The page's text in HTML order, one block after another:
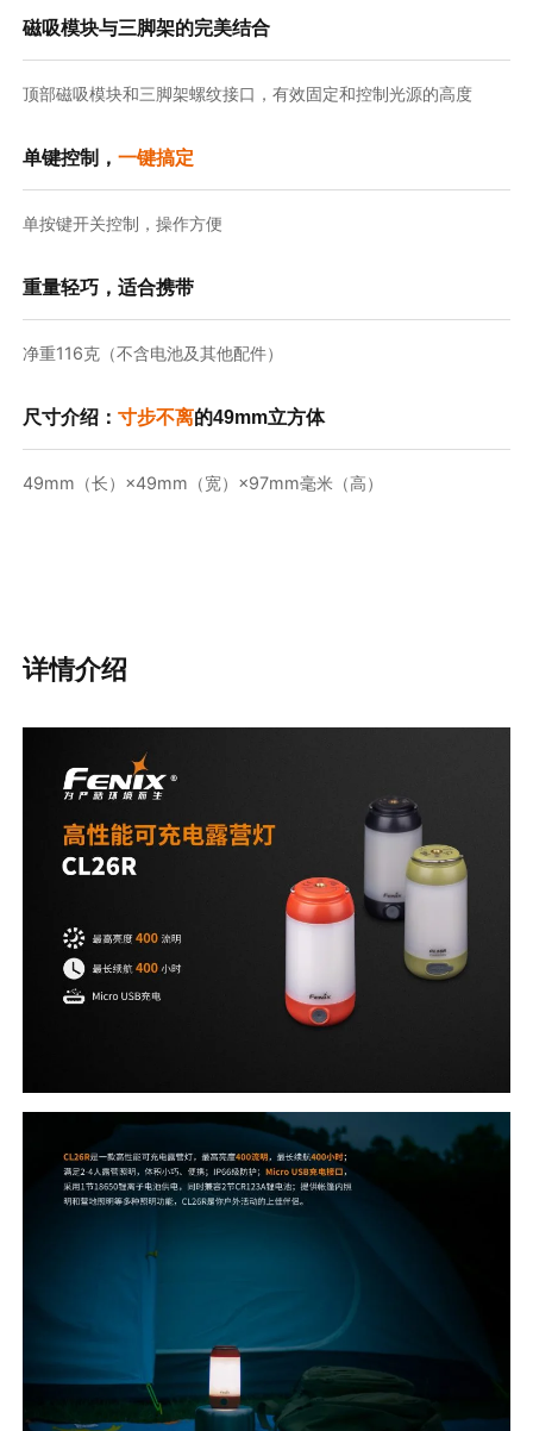
磁吸模块与三脚架的完美结合
顶部磁吸模块和三脚架螺纹接口，有效固定和控制光源的高度
单键控制，一键搞定
单按键开关控制，操作方便
重量轻巧，适合携带
净重116克（不含电池及其他配件）
尺寸介绍：寸步不离的49mm立方体
49mm（长）×49mm（宽）×97mm毫米（高）
详情介绍